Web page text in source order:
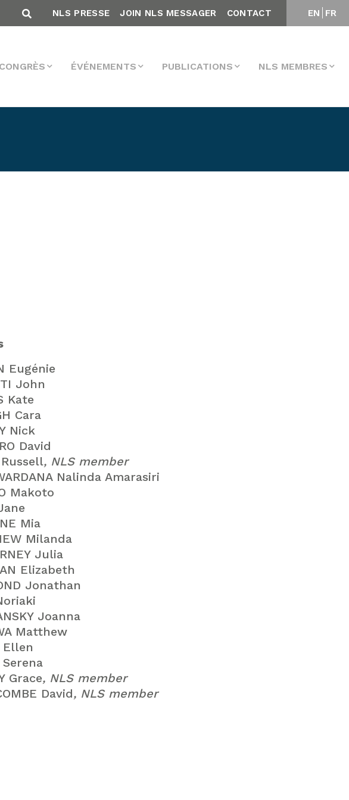
EN FR
NLS PRESSE JOIN NLS MESSAGER CONTACT
CONGRÈS ÉVÉNEMENTS PUBLICATIONS NLS MEMBRES
Eugénie
John
Kate
Cara
Nick
David
Russell, NLS member
Nalinda Amarasiri
Makoto
Mia
Milanda
Julia
Elizabeth
Jonathan
Joanna
Matthew
Ellen
Grace, NLS member
David, NLS member